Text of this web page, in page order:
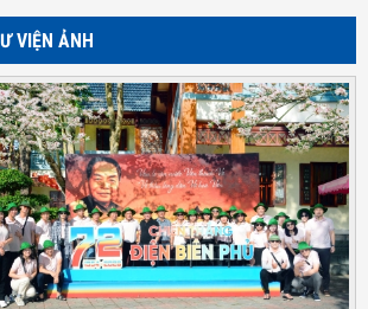
VIỆN ẢNH